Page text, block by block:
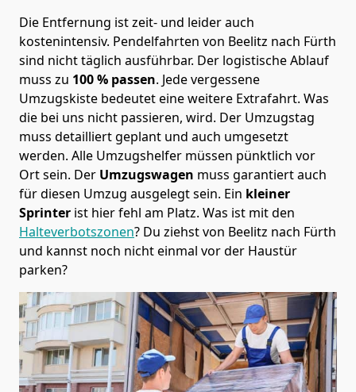
Die Entfernung ist zeit- und leider auch
kostenintensiv. Pendelfahrten von Beelitz nach Fürth
sind nicht täglich ausführbar. Der logistische Ablauf
muss zu 100 % passen. Jede vergessene
Umzugskiste bedeutet eine weitere Extrafahrt. Was
die bei uns nicht passieren, wird. Der Umzugstag
muss detailliert geplant und auch umgesetzt
werden. Alle Umzugshelfer müssen pünktlich vor
Ort sein. Der Umzugswagen muss garantiert auch
für diesen Umzug ausgelegt sein. Ein kleiner
Sprinter ist hier fehl am Platz. Was ist mit den
Halteverbotszonen? Du ziehst von Beelitz nach Fürth
und kannst noch nicht einmal vor der Haustür
parken?